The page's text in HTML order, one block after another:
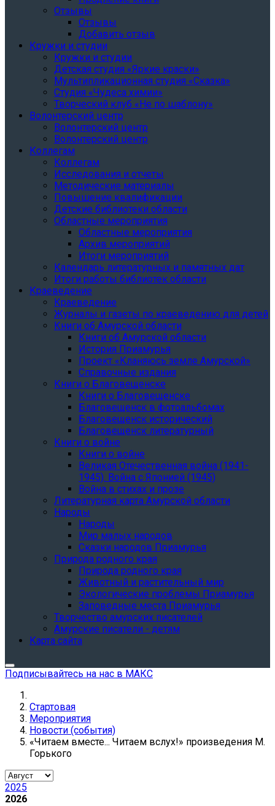
Отзывы
Отзывы
Добавить отзыв
Кружки и студии
Кружки и студии
Детская студия «Яркие краски»
Мультипликационная студия «Сказка»
Студия «Чудеса химии»
Творческий клуб «Не по шаблону»
Волонтерский центр
Волонтерский центр
Волонтерский центр
Коллегам
Коллегам
Исследования и отчеты
Методические материалы
Повышение квалификации
Детские библиотеки области
Областные мероприятия
Областные мероприятия
Архив мероприятий
Итоги мероприятий
Календарь литературных и памятных дат
Итоги работы библиотек области
Краеведение
Краеведение
Журналы и газеты по краеведению для детей
Книги об Амурской области
Книги об Амурской области
История Приамурья
Проект «Кланяюсь земле Амурской»
Справочные издания
Книги о Благовещенске
Книги о Благовещенске
Благовещенск в фотоальбомах
Благовещенск исторический
Благовещенск литературный
Книги о войне
Книги о войне
Великая Отечественная война (1941-
1945). Война с Японией (1945)
Война в стихах и прозе
Литературная карта Амурской области
Народы
Народы
Мир малых народов
Сказки народов Приамурья
Природа родного края
Природа родного края
Животный и растительный мир
Экологические проблемы Приамурья
Заповедные места Приамурья
Творчество амурских писателей
Амурские писатели - детям
Карта сайта
Подписывайтесь на нас в МАКС
Стартовая
Мероприятия
Новости (события)
«Читаем вместе... Читаем вслух!» произведения М.
Горького
2025
2026